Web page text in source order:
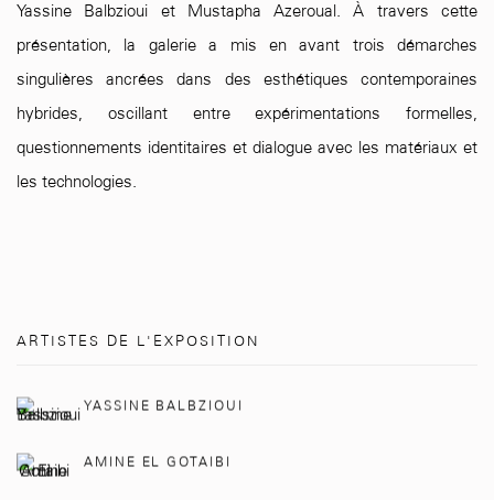
Yassine Balbzioui et Mustapha Azeroual. À travers cette
présentation, la galerie a mis en avant trois démarches
singulières ancrées dans des esthétiques contemporaines
hybrides, oscillant entre expérimentations formelles,
questionnements identitaires et dialogue avec les matériaux et
les technologies.
ARTISTES DE L'EXPOSITION
YASSINE BALBZIOUI
AMINE EL GOTAIBI